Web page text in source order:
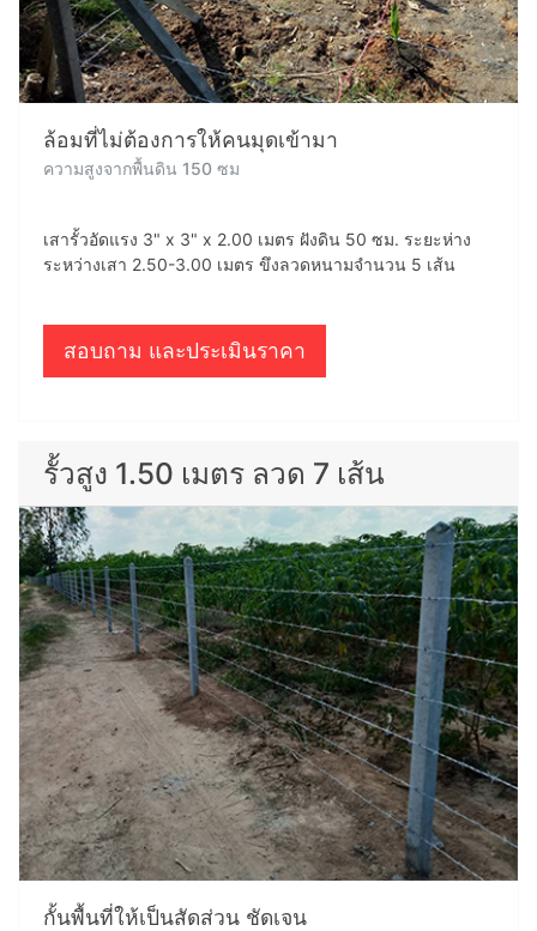
ล้อมที่ไม่ต้องการให้คนมุดเข้ามา
ความสูงจากพื้นดิน 150 ซม
เสารั้วอัดแรง 3" x 3" x 2.00 เมตร ฝังดิน 50 ซม. ระยะห่าง
ระหว่างเสา 2.50-3.00 เมตร ขึงลวดหนามจำนวน 5 เส้น
สอบถาม และประเมินราคา
รั้วสูง 1.50 เมตร ลวด 7 เส้น
กั้นพื้นที่ให้เป็นสัดส่วน ชัดเจน